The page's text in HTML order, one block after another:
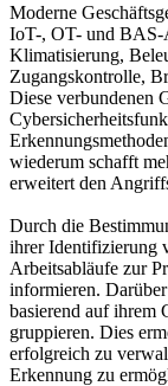
Moderne
IoT-, OT- und BAS-
Klimatisierung,
Zugangskontrolle,
Diese verbundenen
wiederum schafft
erweitert den
Durch die
ihrer Identifizierung
Arbeitsabläufe zur
informieren.
basierend auf ihrem
gruppieren. Dies
erfolgreich zu
Erkennung zu